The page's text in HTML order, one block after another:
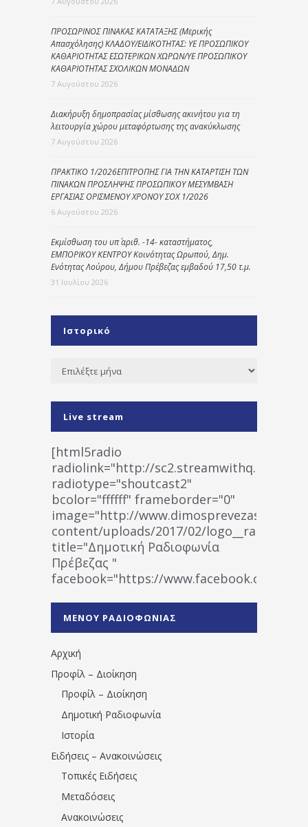
ΠΡΟΣΩΡΙΝΟΣ ΠΙΝΑΚΑΣ ΚΑΤΑΤΑΞΗΣ (Μερικής
Απασχόλησης) ΚΛΑΔΟΥ/ΕΙΔΙΚΟΤΗΤΑΣ: ΥΕ ΠΡΟΣΩΠΙΚΟΥ
ΚΑΘΑΡΙΟΤΗΤΑΣ ΕΣΩΤΕΡΙΚΩΝ ΧΩΡΩΝ/ΥΕ ΠΡΟΣΩΠΙΚΟΥ
ΚΑΘΑΡΙΟΤΗΤΑΣ ΣΧΟΛΙΚΩΝ ΜΟΝΑΔΩΝ
7 Αυγούστου 2026
Διακήρυξη δημοπρασίας μίσθωσης ακινήτου για τη
λειτουργία χώρου μεταφόρτωσης της ανακύκλωσης
7 Αυγούστου 2026
ΠΡΑΚΤΙΚΟ 1/2026ΕΠΙΤΡΟΠΗΣ ΓΙΑ ΤΗΝ ΚΑΤΑΡΤΙΣΗ ΤΩΝ
ΠΙΝΑΚΩΝ ΠΡΟΣΛΗΨΗΣ ΠΡΟΣΩΠΙΚΟΥ ΜΕΣΥΜΒΑΣΗ
ΕΡΓΑΣΙΑΣ ΟΡΙΣΜΕΝΟΥ ΧΡΟΝΟΥ ΣΟΧ 1/2026
6 Αυγούστου 2026
Εκμίσθωση του υπ΄ αριθ. -14- καταστήματος,
ΕΜΠΟΡΙΚΟΥ ΚΕΝΤΡΟΥ Κοινότητας Ωρωπού, Δημ.
Ενότητας Λούρου, Δήμου Πρέβεζας εμβαδού 17,50 τ.μ.
31 Ιουλίου 2026
Ιστορικό
Ιστορικό
Live stream
[html5radio
radiolink="http://
radiotype="shoutcast2"
bcolor="ffffff" frameborder="0"
image="http://www.dimosprevezas.gr/wp-
content/uploads/2017/02/
title="Δημοτική Ραδιοφωνία
Πρέβεζας "
facebook="https://www.facebook.com/
1531194763766854/" artist="" ]
ΜΕΝΟΥ ΡΑΔΙΟΦΩΝΙΑΣ
Αρχική
Προφίλ – Διοίκηση
Προφίλ – Διοίκηση
Δημοτική Ραδιοφωνία
Ιστορία
Ειδήσεις – Ανακοινώσεις
Τοπικές Ειδήσεις
Μεταδόσεις
Ανακοινώσεις